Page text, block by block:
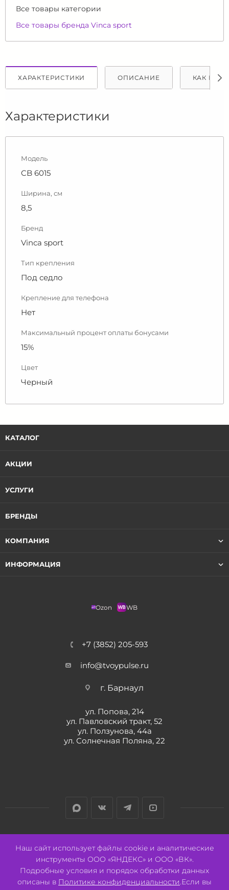
Все товары категории
Все товары бренда Vinca sport
ХАРАКТЕРИСТИКИ ОПИСАНИЕ КАК
Характеристики
Модель
CB 6015
Ширина, см
8,5
Бренд
Vinca sport
Тип крепления
Под седло
Крепление для телефона
Нет
Максимальный процент оплаты бонусами
15%
Цвет
Черный
КАТАЛОГ
АКЦИИ
УСЛУГИ
БРЕНДЫ
КОМПАНИЯ
ИНФОРМАЦИЯ
Ozon WB
+7 (3852) 205-593
info@tvoypulse.ru
г. Барнаул
ул. Попова, 214
ул. Павловский тракт, 52
ул. Ползунова, 44а
ул. Солнечная Поляна, 22
Разработано:Авалон
Наш сайт использует файлы cookie и аналитические
инструменты ООО «ЯНДЕКС» и ООО «ВК».
Подробные условия и порядок обработки данных
описаны в Политике конфиденциальности.Если вы